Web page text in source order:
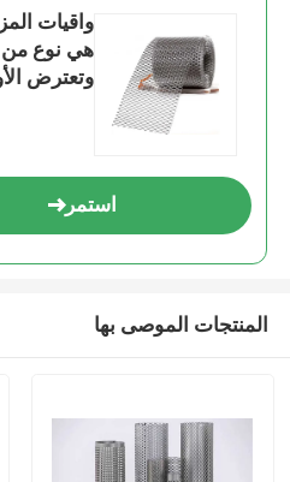
واقيات
هي نوع من
وتعترض
استمر
المنتجات الموصى بها